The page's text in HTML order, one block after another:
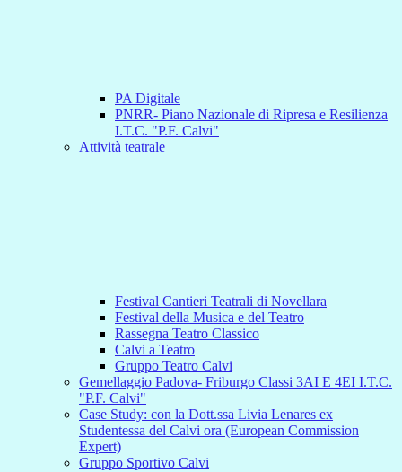
PA Digitale
PNRR- Piano Nazionale di Ripresa e Resilienza
I.T.C. "P.F. Calvi"
Attività teatrale
Festival Cantieri Teatrali di Novellara
Festival della Musica e del Teatro
Rassegna Teatro Classico
Calvi a Teatro
Gruppo Teatro Calvi
Gemellaggio Padova- Friburgo Classi 3AI E 4EI I.T.C.
"P.F. Calvi"
Case Study: con la Dott.ssa Livia Lenares ex
Studentessa del Calvi ora (European Commission
Expert)
Gruppo Sportivo Calvi